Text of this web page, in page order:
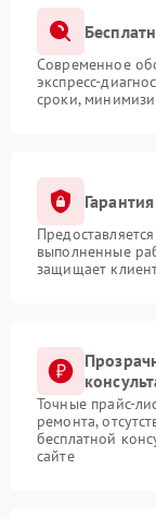
Современное
экспресс-
сроки,
выполненные
защищает
Точные прайс-
ремонта,
бесплатной
сайте